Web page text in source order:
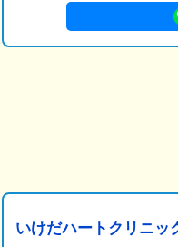
いけだハートクリニッ